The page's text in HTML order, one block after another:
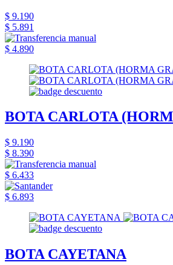
$ 9.190
$ 5.891
$ 4.890
BOTA CARLOTA
$ 9.190
$ 8.390
$ 6.433
$ 6.893
BOTA CAYETANA